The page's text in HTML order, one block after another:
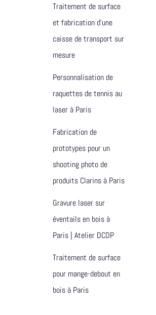
Traitement de surface
et fabrication d’une
caisse de transport sur
mesure
Personnalisation de
raquettes de tennis au
laser à Paris
Fabrication de
prototypes pour un
shooting photo de
produits Clarins à Paris
Gravure laser sur
éventails en bois à
Paris | Atelier DCDP
Traitement de surface
pour mange-debout en
bois à Paris